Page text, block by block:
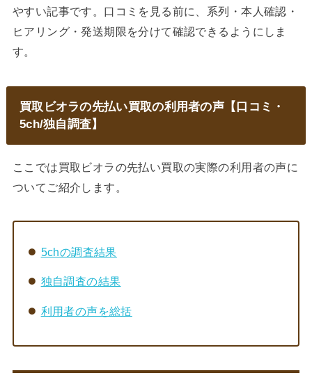
やすい記事です。口コミを見る前に、系列・本人確認・
ヒアリング・発送期限を分けて確認できるようにしま
す。
買取ビオラの先払い買取の利用者の声【口コミ・
5ch/独自調査】
ここでは買取ビオラの先払い買取の実際の利用者の声に
ついてご紹介します。
5chの調査結果
独自調査の結果
利用者の声を総括